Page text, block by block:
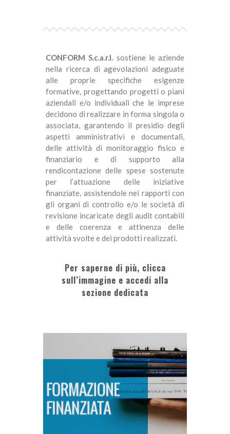
CONFORM S.c.a.r.l. sostiene le aziende
nella ricerca di agevolazioni adeguate
alle proprie specifiche esigenze
formative, progettando progetti o piani
aziendali e/o individuali che le imprese
decidono di realizzare in forma singola o
associata, garantendo il presidio degli
aspetti amministrativi e documentali,
delle attività di monitoraggio fisico e
finanziario e di supporto alla
rendicontazione delle spese sostenute
per l’attuazione delle iniziative
finanziate, assistendole nei rapporti con
gli organi di controllo e/o le società di
revisione incaricate degli audit contabili
e delle coerenza e attinenza delle
attività svolte e dei prodotti realizzati.
Per saperne di più, clicca
sull’immagine e accedi alla
sezione dedicata
FORMAZIONE FINANZIATA
SCOPRI DI PIÙ